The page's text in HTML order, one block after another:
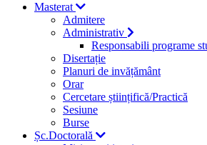
Masterat
Admitere
Administrativ
Responsabili programe
Disertație
Planuri de invățământ
Orar
Cercetare științifică/Practică
Sesiune
Burse
Șc.Doctorală